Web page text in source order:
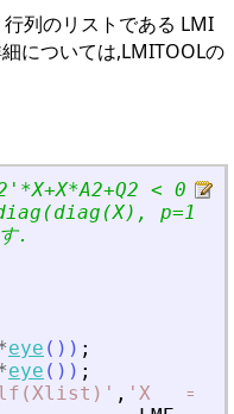
列のリストである LMI
については,LMITOOLの
' *X+X*A2+Q2 < 0
p=1) を
.
eye ( ) ) ;
eye ( ) ) ;
' , ' X   =